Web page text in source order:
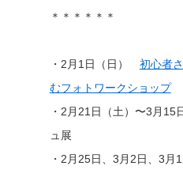
＊＊＊＊＊＊
・2月1日（日） 初心者
むフォトワークショップ
・2月21日（土）〜3月
ュ展
・2月25日、3月2日、3